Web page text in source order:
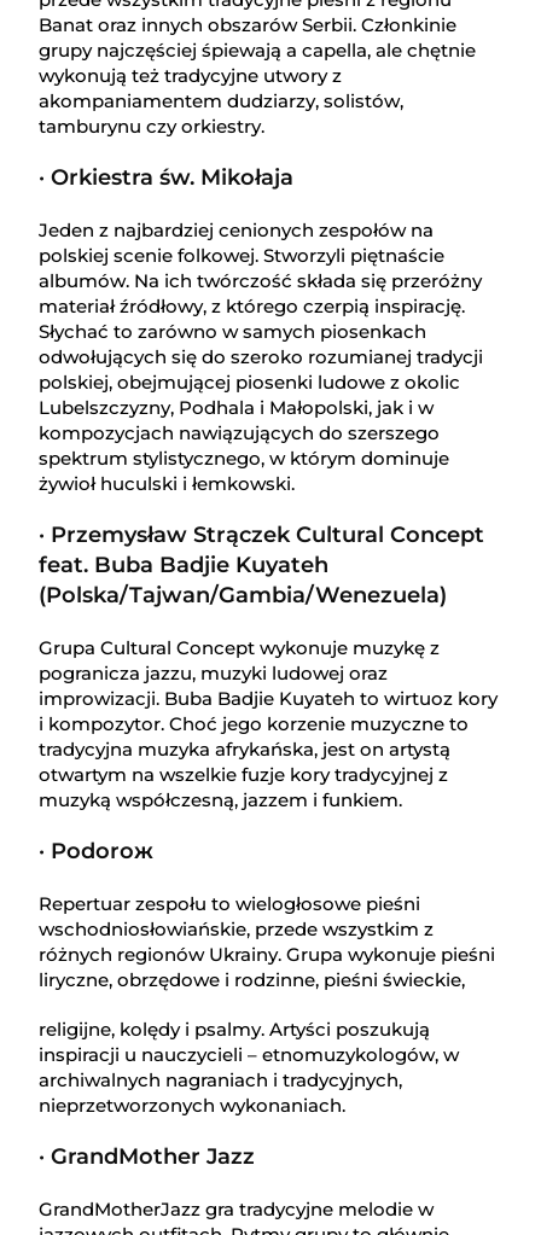
Banat oraz innych obszarów Serbii. Członkinie
grupy najczęściej śpiewają a capella, ale chętnie
wykonują też tradycyjne utwory z
akompaniamentem dudziarzy, solistów,
tamburynu czy orkiestry.
· Orkiestra św. Mikołaja
Jeden z najbardziej cenionych zespołów na
polskiej scenie folkowej. Stworzyli piętnaście
albumów. Na ich twórczość składa się przeróżny
materiał źródłowy, z którego czerpią inspirację.
Słychać to zarówno w samych piosenkach
odwołujących się do szeroko rozumianej tradycji
polskiej, obejmującej piosenki ludowe z okolic
Lubelszczyzny, Podhala i Małopolski, jak i w
kompozycjach nawiązujących do szerszego
spektrum stylistycznego, w którym dominuje
żywioł huculski i łemkowski.
· Przemysław Strączek Cultural Concept
feat. Buba Badjie Kuyateh
(Polska/Tajwan/Gambia/Wenezuela)
Grupa Cultural Concept wykonuje muzykę z
pogranicza jazzu, muzyki ludowej oraz
improwizacji. Buba Badjie Kuyateh to wirtuoz kory
i kompozytor. Choć jego korzenie muzyczne to
tradycyjna muzyka afrykańska, jest on artystą
otwartym na wszelkie fuzje kory tradycyjnej z
muzyką współczesną, jazzem i funkiem.
· Podoroж
Repertuar zespołu to wielogłosowe pieśni
wschodniosłowiańskie, przede wszystkim z
różnych regionów Ukrainy. Grupa wykonuje pieśni
liryczne, obrzędowe i rodzinne, pieśni świeckie,
religijne, kolędy i psalmy. Artyści poszukują
inspiracji u nauczycieli – etnomuzykologów, w
archiwalnych nagraniach i tradycyjnych,
nieprzetworzonych wykonaniach.
· GrandMother Jazz
GrandMotherJazz gra tradycyjne melodie w